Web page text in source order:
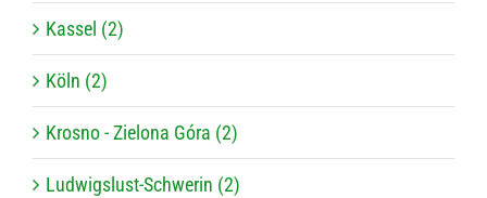
Kassel (2)
Köln (2)
Krosno - Zielona Góra (2)
Ludwigslust-Schwerin (2)